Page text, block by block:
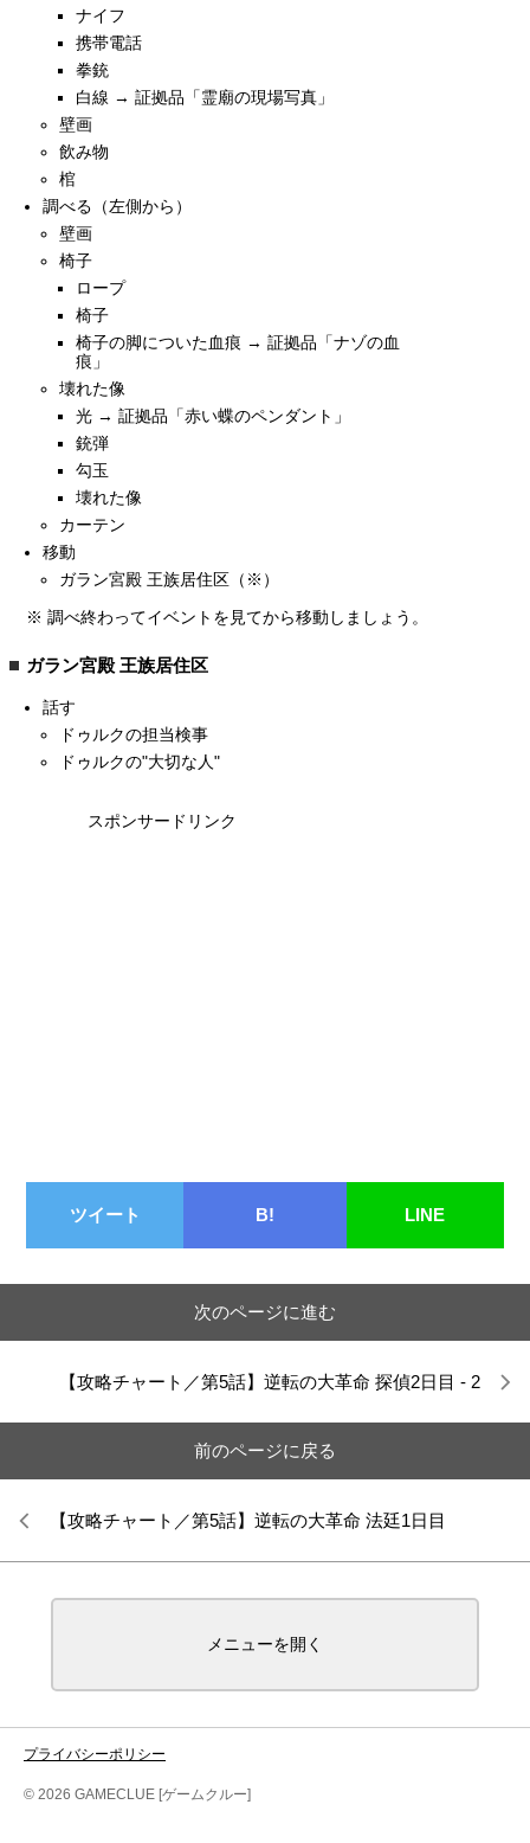
ナイフ
携帯電話
拳銃
白線 → 証拠品「霊廟の現場写真」
壁画
飲み物
棺
調べる（左側から）
壁画
椅子
ロープ
椅子
椅子の脚についた血痕 → 証拠品「ナゾの血
痕」
壊れた像
光 → 証拠品「赤い蝶のペンダント」
銃弾
勾玉
壊れた像
カーテン
移動
ガラン宮殿 王族居住区（※）
※ 調べ終わってイベントを見てから移動しましょう。
ガラン宮殿 王族居住区
話す
ドゥルクの担当検事
ドゥルクの"大切な人"
スポンサードリンク
ツイート B! LINE
次のページに進む
【攻略チャート／第5話】逆転の大革命 探偵2日目 - 2
前のページに戻る
【攻略チャート／第5話】逆転の大革命 法廷1日目
メニューを開く
プライバシーポリシー
© 2026 GAMECLUE [ゲームクルー]